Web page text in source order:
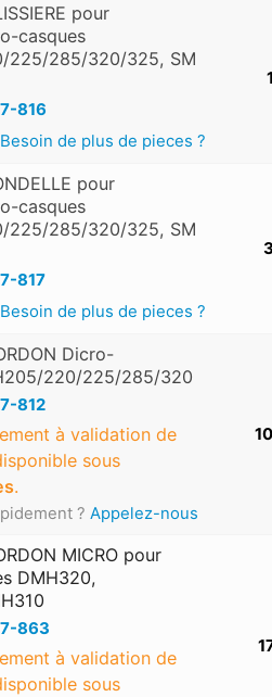
pour
casques
225/285/320/325, SM
816
Besoin de plus de pieces ?
pour
casques
225/285/320/325, SM
817
Besoin de plus de pieces ?
Dicro-
220/225/285/320
812
à validation de
sous
.
? Appelez-nous
MICRO pour
DMH320,
863
à validation de
sous